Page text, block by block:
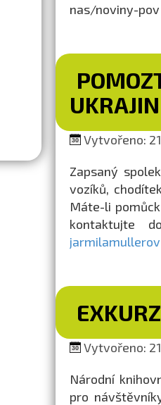
nas/noviny-pov
Vytvořeno:
Zapsaný
vozíků,
Máte-li
kontaktujte
Vytvořeno:
Národní
pro